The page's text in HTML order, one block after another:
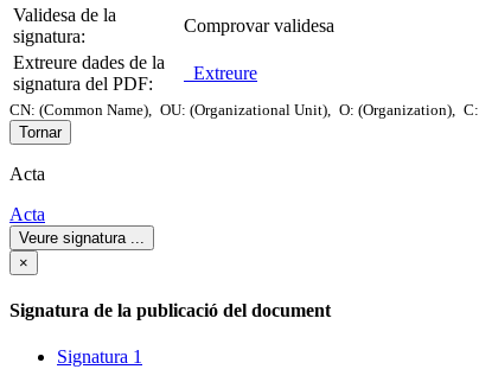
Validesa de la
signatura:
Comprovar validesa
Extreure dades de la
signatura del PDF:
Extreure
CN: (Common Name), OU: (Organizational Unit), O: (Organization),
Tornar
Acta
Acta
Veure signatura
×
Signatura de la publicació del document
Signatura 1